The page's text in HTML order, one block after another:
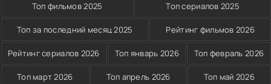
Топ фильмов 2025 Топ сериалов 2025
Топ за последний месяц 2025 Рейтинг фильмов 2026
Рейтинг сериалов 2026 Топ январь 2026 Топ февраль 2026
Топ март 2026 Топ апрель 2026 Топ май 2026